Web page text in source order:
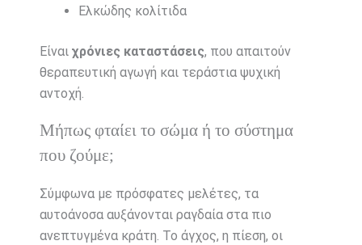
Ελκώδης κολίτιδα
Είναι χρόνιες καταστάσεις, που απαιτούν
θεραπευτική αγωγή και τεράστια ψυχική
αντοχή.
Μήπως φταίει το σώμα ή το σύστημα
που ζούμε;
Σύμφωνα με πρόσφατες μελέτες, τα
αυτοάνοσα αυξάνονται ραγδαία στα πιο
ανεπτυγμένα κράτη. Το άγχος, η πίεση, οι